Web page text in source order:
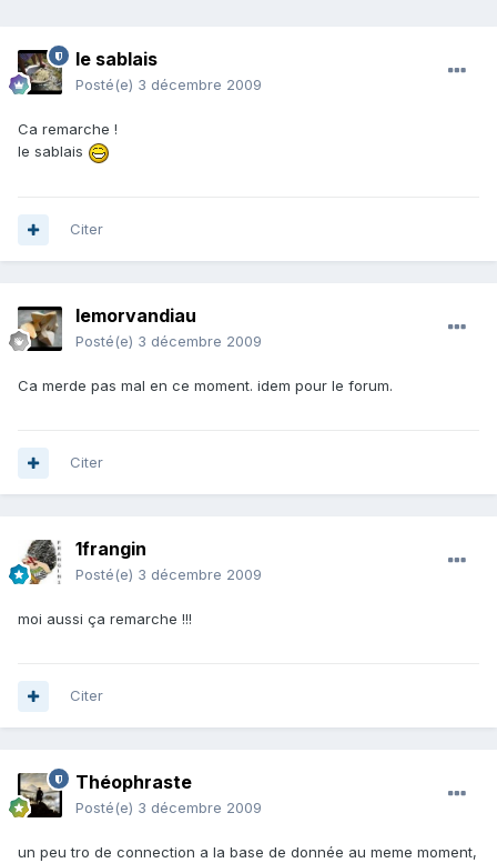
le sablais
Posté(e) 3 décembre 2009
Ca remarche !
le sablais
Citer
lemorvandiau
Posté(e) 3 décembre 2009
Ca merde pas mal en ce moment. idem pour le forum.
Citer
1frangin
Posté(e) 3 décembre 2009
moi aussi ça remarche !!!
Citer
Théophraste
Posté(e) 3 décembre 2009
un peu tro de connection a la base de donnée au meme moment,